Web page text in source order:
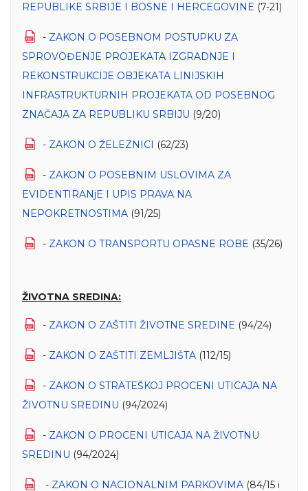
REPUBLIKE SRBIJE I BOSNE I HERCEGOVINE (7-21)
- ZAKON O POSEBNOM POSTUPKU ZA
SPROVOĐENJE PROJEKATA IZGRADNJE I
REKONSTRUKCIJE OBJEKATA LINIJSKIH
INFRASTRUKTURNIH PROJEKATA OD POSEBNOG
ZNAČAJA ZA REPUBLIKU SRBIJU (9/20)
- ZAKON O ŽELEZNICI (62/23)
- ZAKON O POSEBNIM USLOVIMA ZA
EVIDENTIRANjE I UPIS PRAVA NA
NEPOKRETNOSTIMA (91/25)
- ZAKON O TRANSPORTU OPASNE ROBE (35/26)
ŽIVOTNA SREDINA:
- ZAKON O ZAŠTITI ŽIVOTNE SREDINE (94/24)
- ZAKON O ZAŠTITI ZEMLJIŠTA (112/15)
- ZAKON O STRATEŠKOЈ PROCENI UTICAЈA NA
ŽIVOTNU SREDINU (94/2024)
- ZAKON O PROCENI UTICAЈA NA ŽIVOTNU
SREDINU (94/2024)
- ZAKON O NACIONALNIM PARKOVIMA (84/15 i